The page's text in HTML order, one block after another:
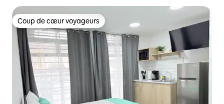
Coup de cœur voyageurs
Coup de cœur voyageurs